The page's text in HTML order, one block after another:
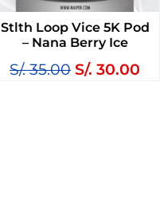
Stlth Loop Vice 5K Pod
– Nana Berry Ice
S/.35.00 S/. 30.00